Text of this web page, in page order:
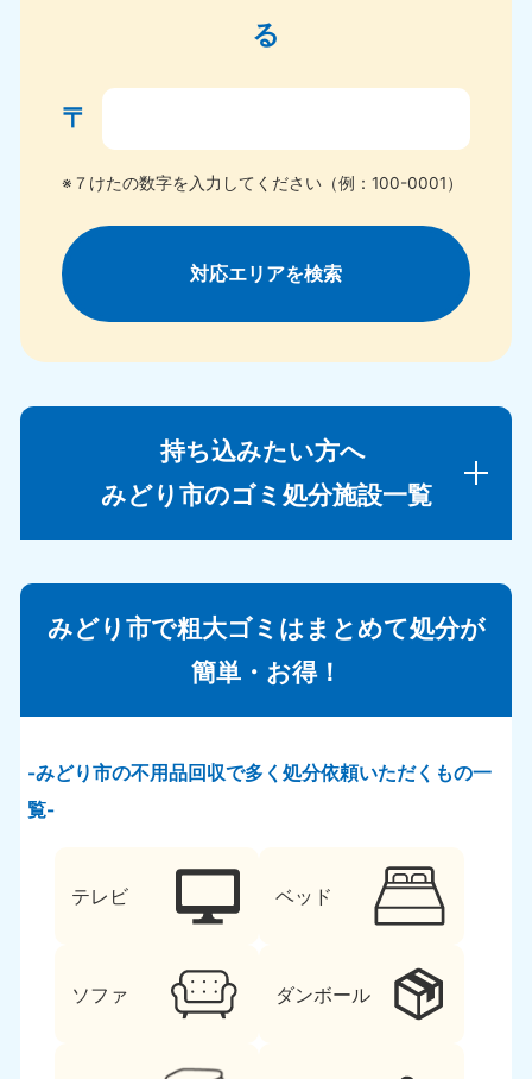
る
〒
※７けたの数字を入力してください（例：100-0001）
対応エリアを検索
持ち込みたい方へ
みどり市のゴミ処分施設一覧
みどり市で粗大ゴミはまとめて処分が
簡単・お得！
みどり市の不用品回収で多く処分依頼いただくもの一
覧
テレビ ベッド
ソファ ダンボール